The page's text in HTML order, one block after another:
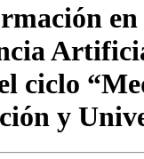
en
ciclo
y